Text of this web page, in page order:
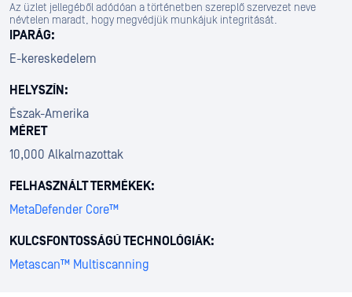
Az üzlet jellegéből adódóan a történetben szereplő szervezet neve
névtelen maradt, hogy megvédjük munkájuk integritását.
IPARÁG:
E-kereskedelem
HELYSZÍN:
Észak-Amerika
MÉRET
10,000 Alkalmazottak
FELHASZNÁLT TERMÉKEK:
MetaDefender Core™
KULCSFONTOSSÁGÚ TECHNOLÓGIÁK:
Metascan™ Multiscanning